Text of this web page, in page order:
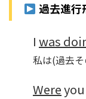
過去進行
I was
私は(過去そ
Wereyou